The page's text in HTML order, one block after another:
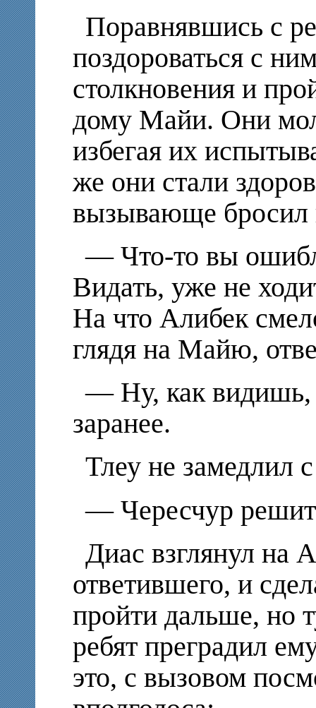
Поравнявшись с
поздороваться с
столкновения и
дому Майи. Они
избегая их
же они стали
вызывающе
— Что-то вы
Видать, уже не
На что Алибек
глядя на Майю,
— Ну, как
заранее.
Тлеу не замедлил
— Чересчур
Диас взглянул на
ответившего, и
пройти дальше, но
ребят преградил
это, с вызовом